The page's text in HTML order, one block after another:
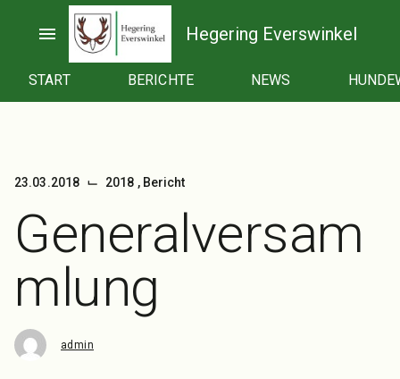
menu Hegering Everswinkel
START BERICHTE NEWS
23.03.2018 ⌙ 2018 , Bericht
Generalversam
mlung
admin